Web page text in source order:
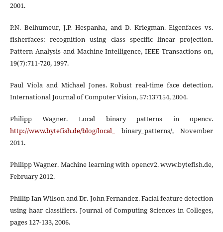
2001.
P.N. Belhumeur, J.P. Hespanha, and D. Kriegman. Eigenfaces vs.
fisherfaces: recognition using class specific linear projection.
Pattern Analysis and Machine Intelligence, IEEE Transactions on,
19(7):711-720, 1997.
Paul Viola and Michael Jones. Robust real-time face detection.
International Journal of Computer Vision, 57:137154, 2004.
Philipp Wagner. Local binary patterns in opencv.
http://www.bytefish.de/blog/local_
binary_patterns/, November
2011.
Philipp Wagner. Machine learning with opencv2. www.bytefish.de,
February 2012.
Phillip Ian Wilson and Dr. John Fernandez. Facial feature detection
using haar classifiers. Journal of Computing Sciences in Colleges,
pages 127-133, 2006.